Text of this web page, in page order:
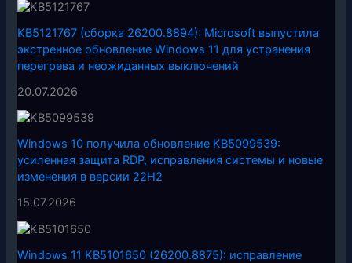
KB5121767 (сборка 26200.8894): Microsoft выпустила
экстренное обновление Windows 11 для устранения
перегрева и неожиданных выключений
20.07.2026
Windows 10 получила обновление KB5099539:
усиленная защита RDP, исправления системы и новые
изменения в версии 22H2
15.07.2026
Windows 11 KB5101650 (26200.8875): исправление